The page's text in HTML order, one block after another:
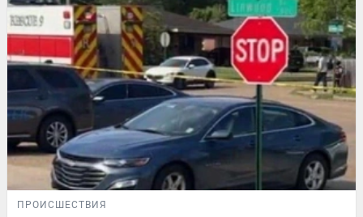
ПРОИСШЕСТВИЯ